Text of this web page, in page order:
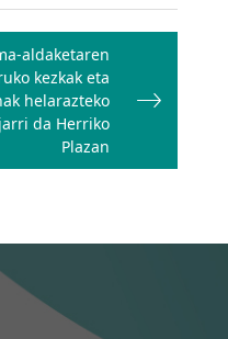
aldaketaren
kezkak eta
helarazteko
da Herriko
Plazan